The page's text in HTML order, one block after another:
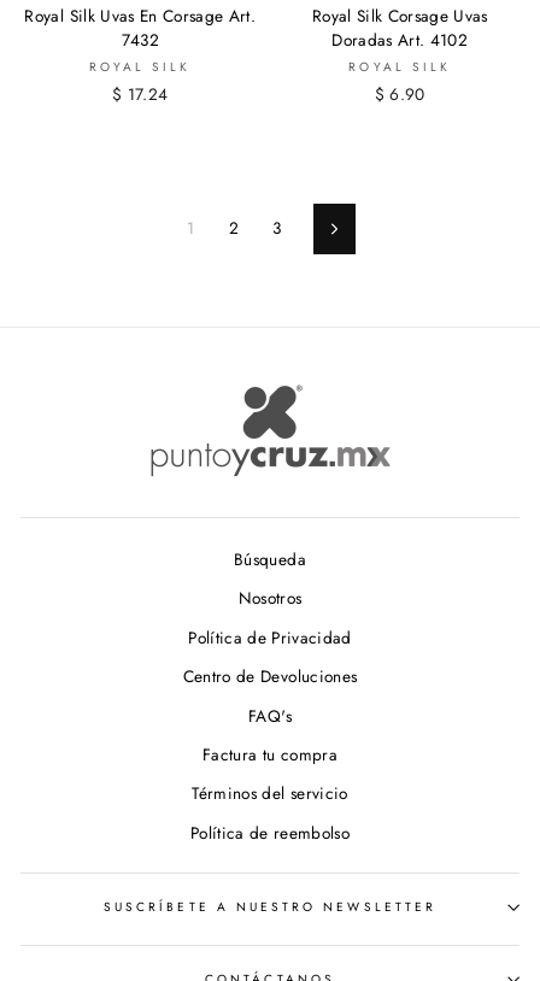
Royal Silk Uvas En Corsage Art.
7432
ROYAL SILK
$ 17.24
Royal Silk Corsage Uvas
Doradas Art. 4102
ROYAL SILK
$ 6.90
1 2 3 Siguiente
Búsqueda
Nosotros
Política de Privacidad
Centro de Devoluciones
FAQ's
Factura tu compra
Términos del servicio
Política de reembolso
SUSCRÍBETE A NUESTRO NEWSLETTER